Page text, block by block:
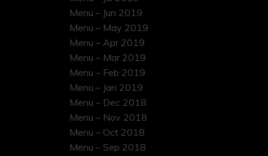
Menu – Jun 2019
Menu – May 2019
Menu – Apr 2019
Menu – Mar 2019
Menu – Feb 2019
Menu – Jan 2019
Menu – Dec 2018
Menu – Nov 2018
Menu – Oct 2018
Menu – Sep 2018